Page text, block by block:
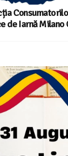
de Iarnă Milano